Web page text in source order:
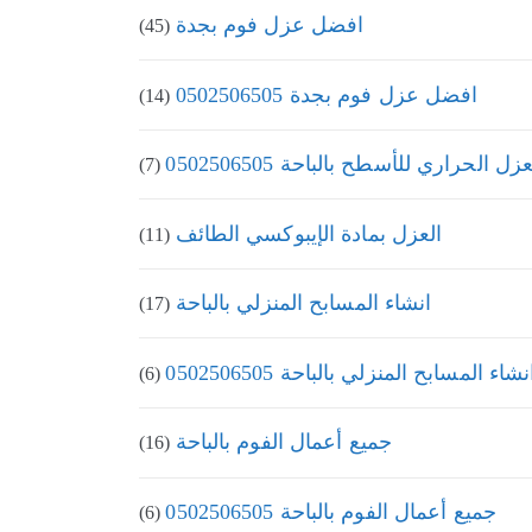
افضل عزل فوم بجدة (45)
افضل عزل فوم بجدة 0502506505 (14)
الحراري للأسطح بالباحة 0502506505 (7)
العزل بمادة الإيبوكسي الطائف (11)
انشاء المسابح المنزلي بالباحة (17)
المسابح المنزلي بالباحة 0502506505 (6)
جميع أعمال الفوم بالباحة (16)
جميع أعمال الفوم بالباحة 0502506505 (6)